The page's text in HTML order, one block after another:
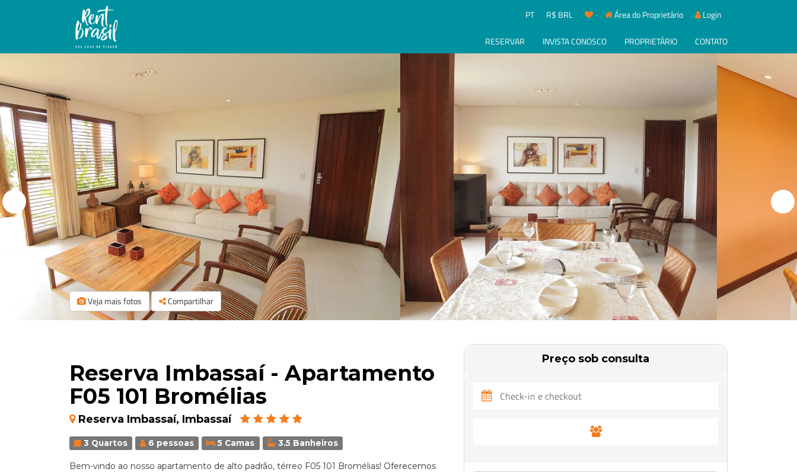
PT R$ BRL Área do Proprietário Login
RESERVAR INVISTA CONOSCO PROPRIETÁRIO CONTATO
Veja mais fotos Compartilhar
Reserva Imbassaí - Apartamento
F05 101 Bromélias
Reserva Imbassaí, Imbassaí
3 Quartos 6 pessoas 5 Camas 3.5 Banheiros
Bem-vindo ao nosso apartamento de alto padrão, térreo F05 101 Bromélias! Oferecemos
Preço sob consulta